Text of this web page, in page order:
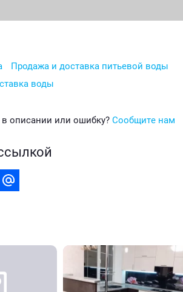
Продажа и доставка питьевой воды
воды
описании или ошибку? Сообщите нам